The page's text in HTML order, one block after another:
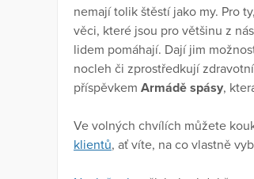
nemají tolik štěstí jako my. Pro
věci, které jsou pro většinu z
lidem pomáhají. Dají jim
nocleh či zprostředkují
příspěvkem Armádě spásy,
Ve volných chvílích můžete
klientů, ať víte, na co vlastně